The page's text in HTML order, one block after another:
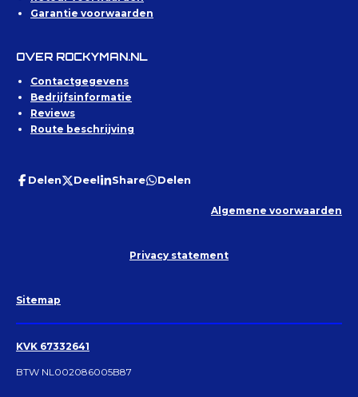
Garantie voorwaarden
OVER ROCKYMAN.NL
Contactgegevens
Bedrijfsinformatie
Reviews
Route beschrijving
Delen Deel Share Delen
Algemene voorwaarden
Privacy statement
Sitemap
KVK 67332641
BTW NL002086005B87